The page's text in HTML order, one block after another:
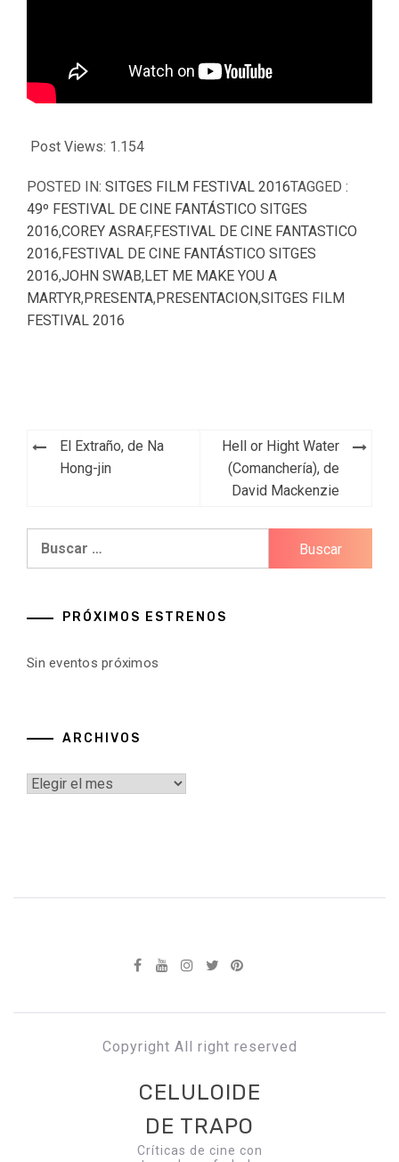
Post Views: 1.154
POSTED IN: SITGES FILM FESTIVAL 2016TAGGED :
49º FESTIVAL DE CINE FANTÁSTICO SITGES
2016,COREY ASRAF,FESTIVAL DE CINE FANTASTICO
2016,FESTIVAL DE CINE FANTÁSTICO SITGES
2016,JOHN SWAB,LET ME MAKE YOU A
MARTYR,PRESENTA,PRESENTACION,SITGES FILM
FESTIVAL 2016
Navegación
El Extraño, de Na
Hong-jin
Hell or Hight Water
(Comanchería), de
David Mackenzie
PRÓXIMOS ESTRENOS
Sin eventos próximos
ARCHIVOS
Archivos
Copyright All right reserved
CELULOIDE
DE TRAPO
Críticas de cine con